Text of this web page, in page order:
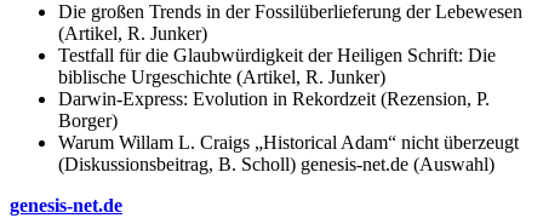
Die großen Trends in der Fossilüberlieferung der Lebewesen
(Artikel, R. Junker)
Testfall für die Glaubwürdigkeit der Heiligen Schrift: Die
biblische Urgeschichte (Artikel, R. Junker)
Darwin-Express: Evolution in Rekordzeit (Rezension, P.
Borger)
Warum Willam L. Craigs „Historical Adam“ nicht überzeugt
(Diskussionsbeitrag, B. Scholl) genesis-net.de (Auswahl)
genesis-net.de